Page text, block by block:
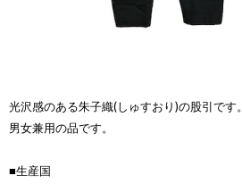
光沢感のある朱子織(しゅすおり)の股引です。
男女兼用の品です。
■生産国